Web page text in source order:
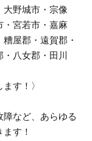
大野城市・宗像
・宮若市・嘉麻
屋郡・遠賀郡・
八女郡・田川
す！〉
など、あらゆる
す！